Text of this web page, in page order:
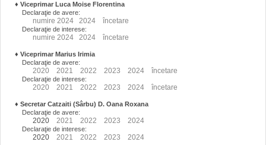
♦ Viceprimar Luca Moise Florentina
Declaraţie de avere:
numire 2024 2024 încetare
Declaraţie de interese:
numire 2024 2024 încetare
♦ Viceprimar Marius Irimia
Declaraţie de avere:
2020 2021 2022 2023 2024 încetare
Declaraţie de interese:
2020 2021 2022 2023 2024 încetare
♦ Secretar Catzaiti (Sârbu) D. Oana Roxana
Declaraţie de avere:
2020 2021 2022 2023 2024
Declaraţie de interese:
2020 2021 2022 2023 2024